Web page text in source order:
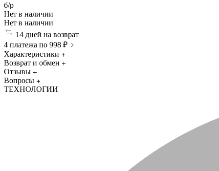
б/р
Нет в наличии
Нет в наличии
14 дней на возврат
4 платежа по 998 ₽
Характеристики
Возврат и обмен
Отзывы
Вопросы
ТЕХНОЛОГИИ